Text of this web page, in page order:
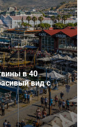
в 40
вид с